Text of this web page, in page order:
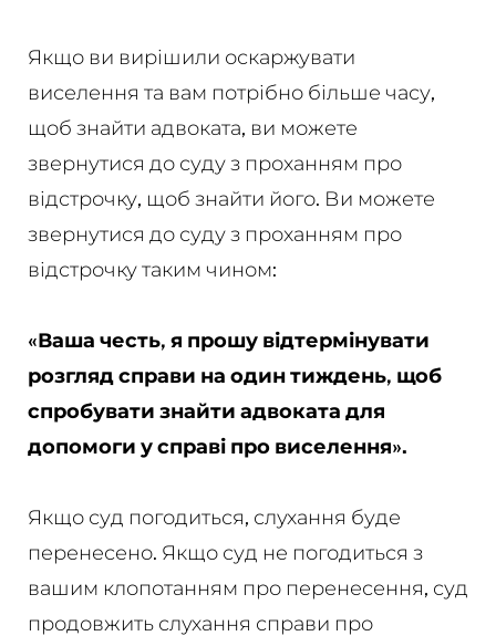
Якщо ви вирішили оскаржувати
виселення та вам потрібно більше часу,
щоб знайти адвоката, ви можете
звернутися до суду з проханням про
відстрочку, щоб знайти його. Ви можете
звернутися до суду з проханням про
відстрочку таким чином:
«Ваша честь, я прошу відтермінувати
розгляд справи на один тиждень, щоб
спробувати знайти адвоката для
допомоги у справі про виселення».
Якщо суд погодиться, слухання буде
перенесено. Якщо суд не погодиться з
вашим клопотанням про перенесення, суд
продовжить слухання справи про